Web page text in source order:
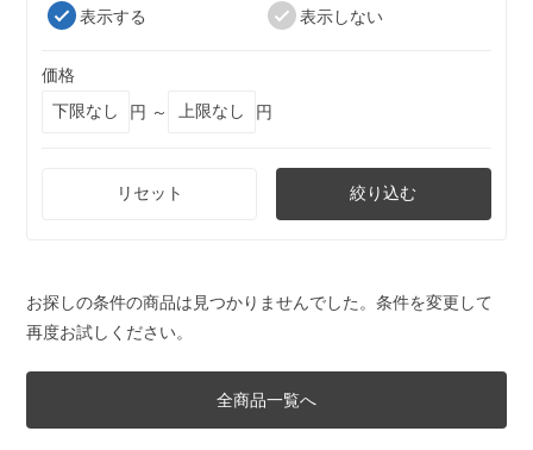
表示する
表示しない
価格
円 ～
円
リセット 絞り込む
お探しの条件の商品は見つかりませんでした。条件を変更して
再度お試しください。
全商品一覧へ